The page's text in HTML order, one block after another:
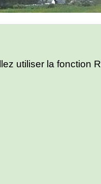
utiliser la fonction